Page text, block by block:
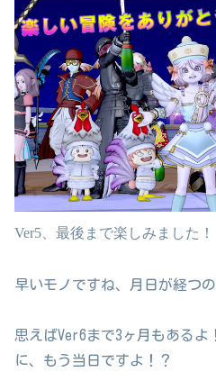
Ver5、最後まで楽しみました！
早いモノですね、月日が経つの
思えばVer6まで3ヶ月もあるよ
に、もう当日ですよ！？